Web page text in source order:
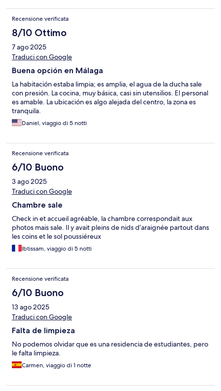
Recensione verificata
8/10 Ottimo
7 ago 2025
Traduci con Google
Buena opción en Málaga
La habitación estaba limpia; es amplia, el agua de la ducha sale
con presión. La cocina, muy básica, casi sin utensilios. El personal
es amable. La ubicación es algo alejada del centro, la zona es
tranquila.
Daniel, viaggio di 5 notti
Recensione verificata
6/10 Buono
3 ago 2025
Traduci con Google
Chambre sale
Check in et accueil agréable, la chambre correspondait aux
photos mais sale. Il y avait pleins de nids d’araignée partout dans
les coins et le sol poussiéreux
Ibtissam, viaggio di 5 notti
Recensione verificata
6/10 Buono
13 ago 2025
Traduci con Google
Falta de limpieza
No podemos olvidar que es una residencia de estudiantes, pero
le falta limpieza.
Carmen, viaggio di 1 notte